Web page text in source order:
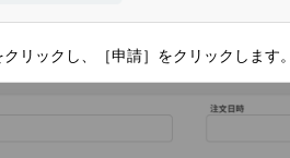
リックし、［申請］をクリックします。